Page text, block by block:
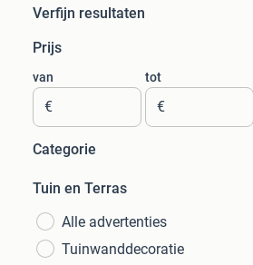
Verfijn resultaten
Prijs
van
€
tot
€
Categorie
Tuin en Terras
Alle advertenties
Tuinwanddecoratie